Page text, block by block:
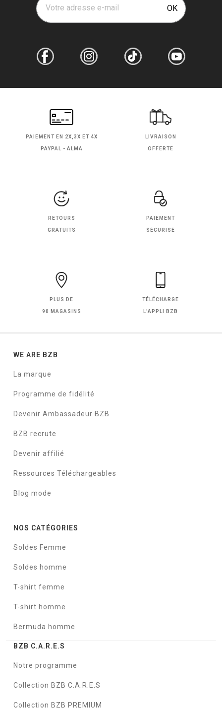
Votre adresse e-mail OK
PAIEMENT EN 2X,3X ET 4X
PAYPAL - ALMA
LIVRAISON
OFFERTE
RETOURS
GRATUITS
PAIEMENT
SÉCURISÉ
PLUS DE
90 MAGASINS
TÉLÉCHARGE
L'APPLI BZB
WE ARE BZB
La marque
Programme de fidélité
Devenir Ambassadeur BZB
BZB recrute
Devenir affilié
Ressources Téléchargeables
Blog mode
NOS CATÉGORIES
Soldes Femme
Soldes homme
T-shirt femme
T-shirt homme
Bermuda homme
BZB C.A.R.E.S
Notre programme
Collection BZB C.A.R.E.S
Collection BZB PREMIUM